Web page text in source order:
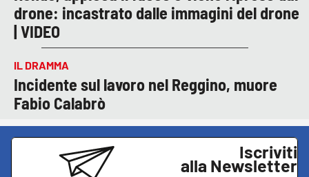
drone: incastrato dalle immagini del drone
| VIDEO
IL DRAMMA
Incidente sul lavoro nel Reggino, muore
Fabio Calabrò
Iscriviti
alla Newsletter